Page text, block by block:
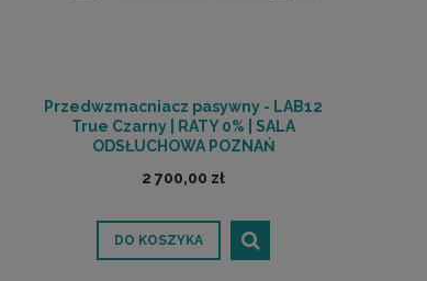
Przedwzmacniacz pasywny - LAB12
True Czarny | RATY 0% | SALA
ODSŁUCHOWA POZNAŃ
2 700,00 zł
DO KOSZYKA